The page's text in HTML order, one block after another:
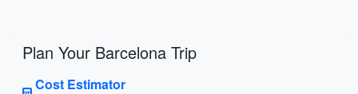
Plan Your Barcelona Trip
Cost Estimator